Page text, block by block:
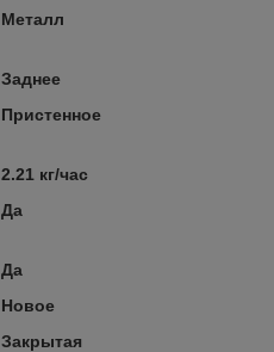
Металл
Заднее
Пристенное
2.21 кг/час
Да
Да
Новое
Закрытая